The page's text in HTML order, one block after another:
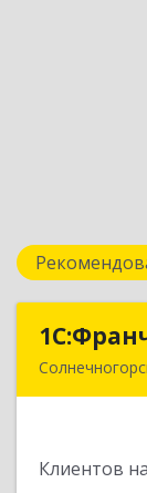
Клиентов